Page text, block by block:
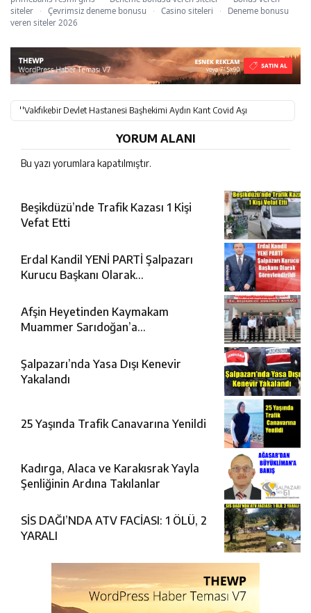
siteler
· Çevrimsiz deneme bonusu · Casino siteleri ·
Deneme bonusu
veren siteler 2026
''Vakfıkebir Devlet Hastanesi Başhekimi Aydın Kant Covid Aşı
YORUM ALANI
Bu yazı yorumlara kapatılmıştır.
Beşikdüzü’nde Trafik Kazası 1 Kişi
Vefat Etti
Erdal Kandil YENİ PARTİ Şalpazarı
Kurucu Başkanı Olarak
Afşin Heyetinden Kaymakam
Muammer Sarıdoğan’a
Şalpazarı’nda Yasa Dışı Kenevir
Yakalandı
25 Yaşında Trafik Canavarına Yenildi
Kadırga, Alaca ve Karakısrak Yayla
Şenliğinin Ardına Takılanlar
SİS DAĞI’NDA ATV FACİASI: 1 ÖLÜ, 2
YARALI